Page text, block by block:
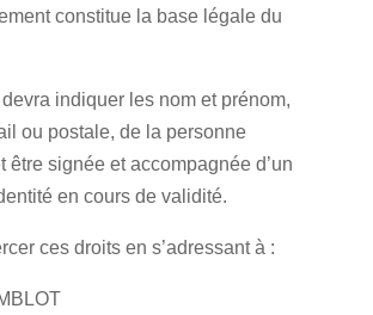
constitue la base légale du
indiquer les nom et prénom,
ou postale, de la personne
être signée et accompagnée d’un
en cours de validité.
ces droits en s’adressant à :